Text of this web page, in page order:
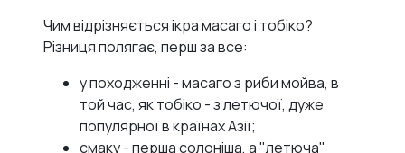
Чим відрізняється ікра масаго і тобіко?
Різниця полягає, перш за все:
у походженні - масаго з риби мойва, в
той час, як тобіко - з летючої, дуже
популярної в країнах Азії;
смаку - перша солоніша, а "летюча"